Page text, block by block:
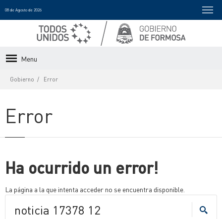
08 de Agosto de 2026
Menu
Gobierno Error
Error
Ha ocurrido un error!
La página a la que intenta acceder no se encuentra disponible.